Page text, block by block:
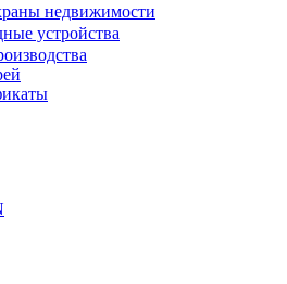
недвижимости
устройства